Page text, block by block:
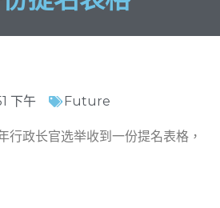
下午 Future
政长官选举收到一份提名表格，